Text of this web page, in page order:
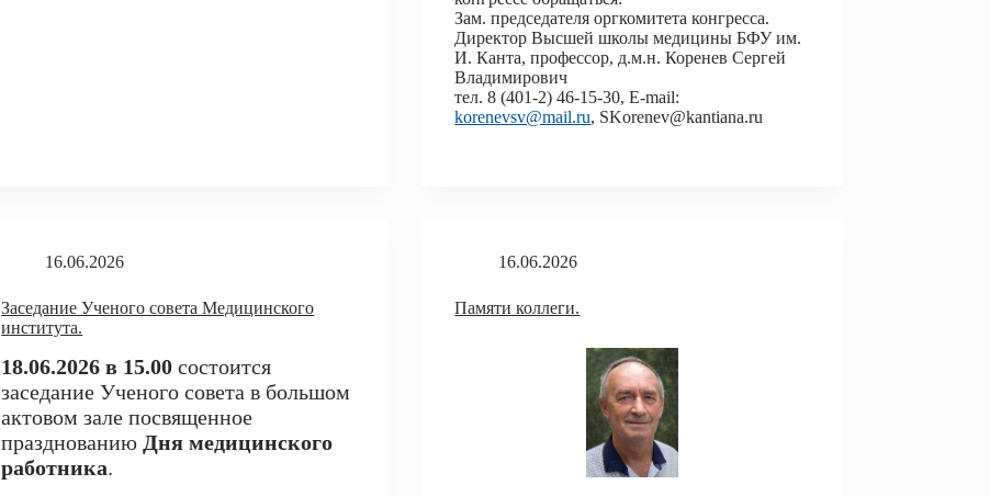
Зам. председателя оргкомитета конгресса.
Директор Высшей школы медицины БФУ им.
И. Канта, профессор, д.м.н. Коренев Сергей
Владимирович
тел. 8 (401-2) 46-15-30, E-mail:
korenevsv@mail.ru, SKorenev@kantiana.ru
16.06.2026
Заседание Ученого совета Медицинского
института.
18.06.2026 в 15.00 состоится
заседание Ученого совета в большом
актовом зале посвященное
празднованию Дня медицинского
работника.
16.06.2026
Памяти коллеги.